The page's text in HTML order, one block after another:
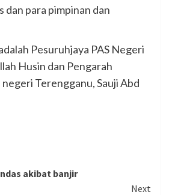
dan para pimpinan dan
Pesuruhjaya PAS Negeri
Husin dan Pengarah
Terengganu, Sauji Abd
akibat banjir
Next